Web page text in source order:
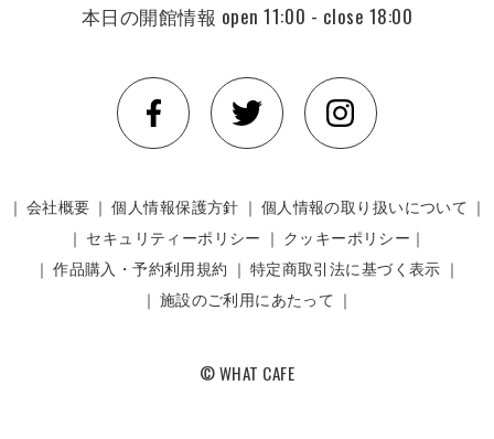
本日の開館情報 open 11:00 - close 18:00
｜ 会社概要 ｜個人情報保護方針 ｜ 個人情報の取り扱いについて ｜
｜ セキュリティーポリシー ｜ クッキーポリシー｜
｜作品購入・予約利用規約 ｜ 特定商取引法に基づく表示 ｜
｜ 施設のご利用にあたって ｜
© WHAT CAFE